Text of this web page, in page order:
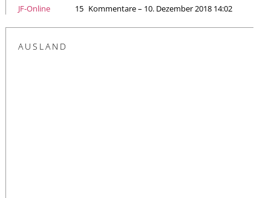
JF-Online 15 Kommentare – 10. Dezember 2018 14:02
AUSLAND